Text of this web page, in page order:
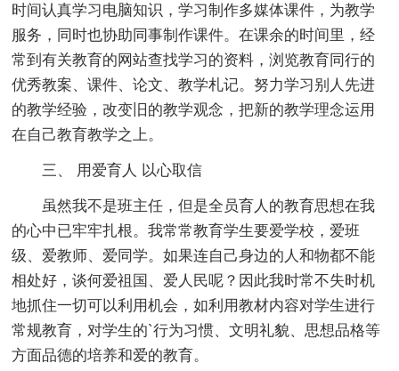
时间认真学习电脑知识，学习制作多媒体课件，为教学
服务，同时也协助同事制作课件。在课余的时间里，经
常到有关教育的网站查找学习的资料，浏览教育同行的
优秀教案、课件、论文、教学札记。努力学习别人先进
的教学经验，改变旧的教学观念，把新的教学理念运用
在自己教育教学之上。
三、 用爱育人 以心取信
虽然我不是班主任，但是全员育人的教育思想在我
的心中已牢牢扎根。我常常教育学生要爱学校，爱班
级、爱教师、爱同学。如果连自己身边的人和物都不能
相处好，谈何爱祖国、爱人民呢？因此我时常不失时机
地抓住一切可以利用机会，如利用教材内容对学生进行
常规教育，对学生的`行为习惯、文明礼貌、思想品格等
方面品德的培养和爱的教育。